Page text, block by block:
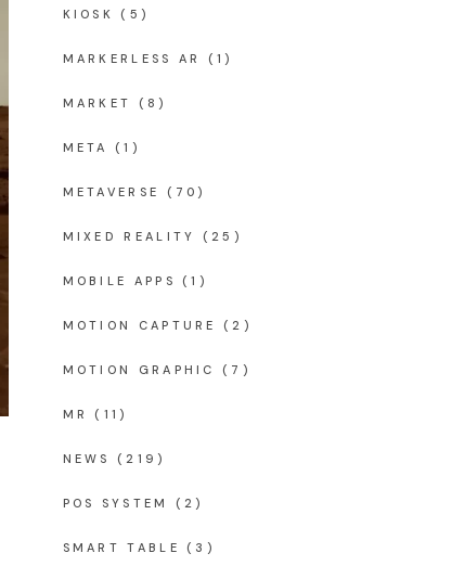
KIOSK (5)
MARKERLESS AR (1)
MARKET (8)
META (1)
METAVERSE (70)
MIXED REALITY (25)
MOBILE APPS (1)
MOTION CAPTURE (2)
MOTION GRAPHIC (7)
MR (11)
NEWS (219)
POS SYSTEM (2)
SMART TABLE (3)